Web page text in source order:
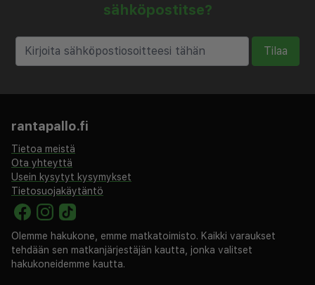
sähköpostitse?
Tilaa
rantapallo.fi
Tietoa meistä
Ota yhteyttä
Usein kysytyt kysymykset
Tietosuojakäytäntö
Olemme hakukone, emme matkatoimisto. Kaikki varaukset
tehdään sen matkanjärjestäjän kautta, jonka valitset
hakukoneidemme kautta.